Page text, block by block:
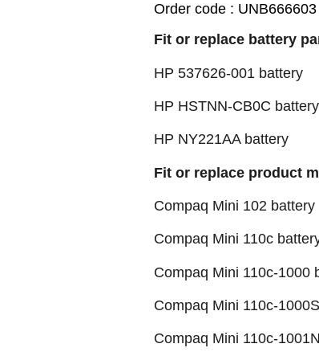
Order code : UNB666603
Fit or replace battery
HP 537626-001 battery
HP HSTNN-CB0C battery
HP NY221AA battery
Fit or replace product
Compaq Mini 102 battery
Compaq Mini 110c
Compaq Mini 110c-1000
Compaq Mini 110c-
Compaq Mini 110c-